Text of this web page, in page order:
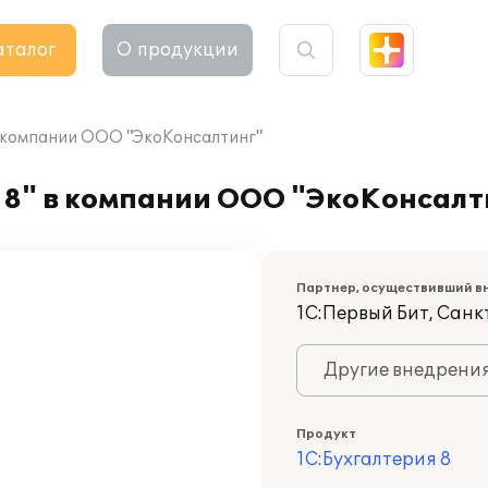
О продукции
ООО "ЭкоКонсалтинг"
в компании ООО
Партнер, осуществивший
1С:Первый Бит,
Другие
Продукт
1С:Бухгалтерия 8